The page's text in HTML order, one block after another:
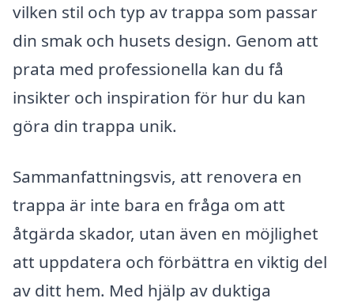
vilken stil och typ av trappa som passar
din smak och husets design. Genom att
prata med professionella kan du få
insikter och inspiration för hur du kan
göra din trappa unik.
Sammanfattningsvis, att renovera en
trappa är inte bara en fråga om att
åtgärda skador, utan även en möjlighet
att uppdatera och förbättra en viktig del
av ditt hem. Med hjälp av duktiga